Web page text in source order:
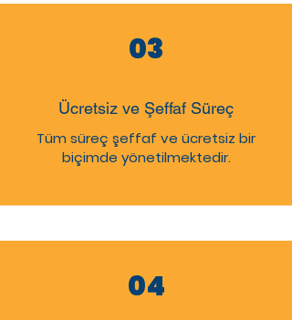
03
Ücretsiz ve Şeffaf Süreç
Tüm süreç şeffaf ve ücretsiz bir
biçimde yönetilmektedir.
04